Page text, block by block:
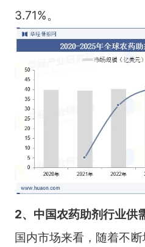
3.71%。
2、中国农药助剂行业供
国内市场来看，随着不